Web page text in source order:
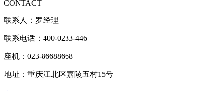
CONTACT
联系人：罗经理
联系电话：400-0233-446
座机：023-86688668
地址：重庆江北区嘉陵五村15号